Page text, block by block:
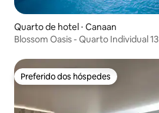
Quarto de hotel ⋅ Canaan
Blossom Oasis - Quarto Individual 13
Preferido dos hóspedes
Preferido dos hóspedes